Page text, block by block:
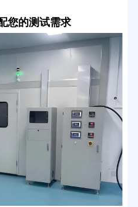
您的测试需求